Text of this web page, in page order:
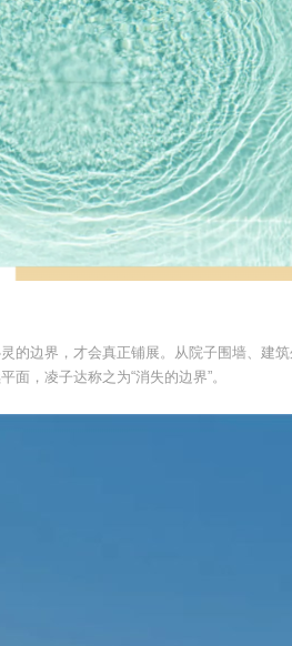
的边界，才会真正铺展。从院子围墙、建
面，凌子达称之为“消失的边界”。